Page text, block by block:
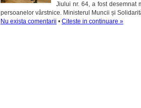
Jiului nr. 64, a fost desemnat
persoanelor vârstnice. Ministerul Muncii și
Nu exista comentarii • Citeste in continuare »